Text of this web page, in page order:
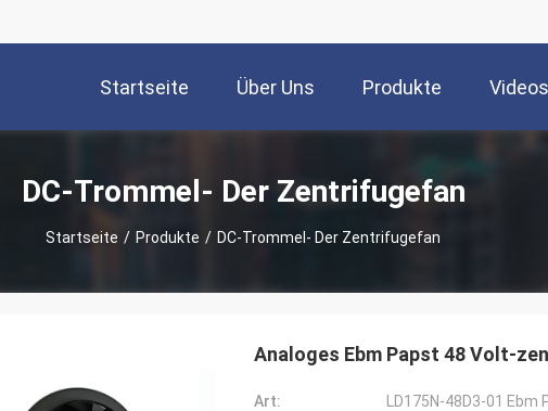
Startseite Über Uns Produkte Videos
DC-Trommel- Der Zentrifugefan
Startseite / Produkte / DC-Trommel- Der Zentrifugefan
Analoges Ebm Papst 48 Volt-
Art:
LD175N-48D3-01